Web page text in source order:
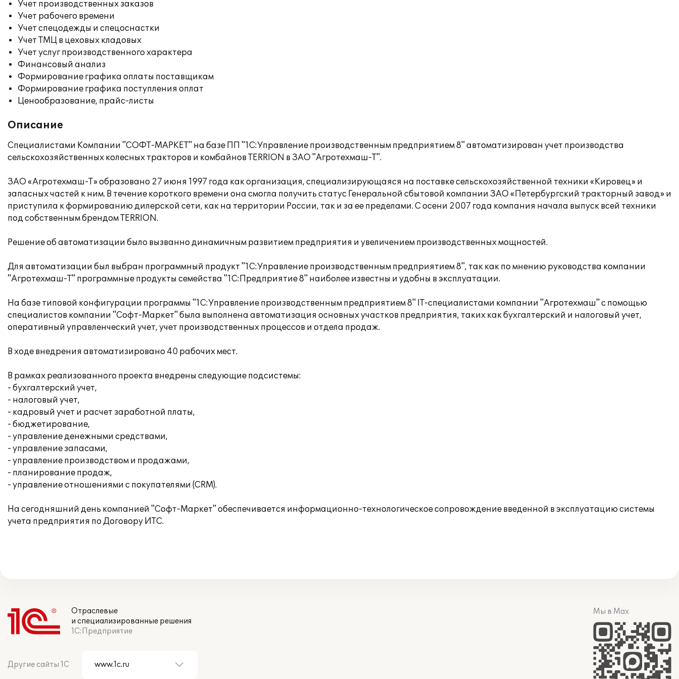
Учет производственных заказов
Учет рабочего времени
Учет спецодежды и спецоснастки
Учет ТМЦ в цеховых кладовых
Учет услуг производственного характера
Финансовый анализ
Формирование графика оплаты поставщикам
Формирование графика поступления оплат
Ценообразование, прайс-листы
Описание
Специалистами Компании "СОФТ-МАРКЕТ" на базе ПП "1С:Управление производственным предприятием 8" автоматизирован учет производства
сельскохозяйственных колесных тракторов и комбайнов TERRION в ЗАО "Агротехмаш-Т".
ЗАО «Агротехмаш-Т» образовано 27 июня 1997 года как организация, специализирующаяся на поставке сельскохозяйственной техники «Кировец» и
запасных частей к ним. В течение короткого времени она смогла получить статус Генеральной сбытовой компании ЗАО «Петербургский тракторный завод» и
приступила к формированию дилерской сети, как на территории России, так и за ее пределами. С осени 2007 года компания начала выпуск всей техники
под собственным брендом TERRION.
Решение об автоматизации было вызванно динамичным развитием предприятия и увеличением производственных мощностей.
Для автоматизации был выбран программный продукт "1С:Управление производственным предприятием 8", так как по мнению руководства компании
"Агротехмаш-Т" программные продукты семейства "1С:Предприятие 8" наиболее известны и удобны в эксплуатации.
На базе типовой конфигурации программы "1С:Управление производственным предприятием 8" IT-специалистами компании "Агротехмаш" с помощью
специалистов компании "Софт-Маркет" была выполнена автоматизация основных участков предприятия, таких как бухгалтерский и налоговый учет,
оперативный управленческий учет, учет производственных процессов и отдела продаж.
В ходе внедрения автоматизировано 40 рабочих мест.
В рамках реализованного проекта внедрены следующие подсистемы:
- бухгалтерский учет,
- налоговый учет,
- кадровый учет и расчет заработной платы,
- бюджетирование,
- управление денежными средствами,
- управление запасами,
- управление производством и продажами,
- планирование продаж,
- управление отношениями с покупателями (CRM).
На сегодняшний день компанией "Софт-Маркет" обеспечивается информационно-технологическое сопровождение введенной в эксплуатацию системы
учета предприятия по Договору ИТС.
Отраслевые
и специализированные решения
1С:Предприятие
Другие сайты 1С
Мы в Max